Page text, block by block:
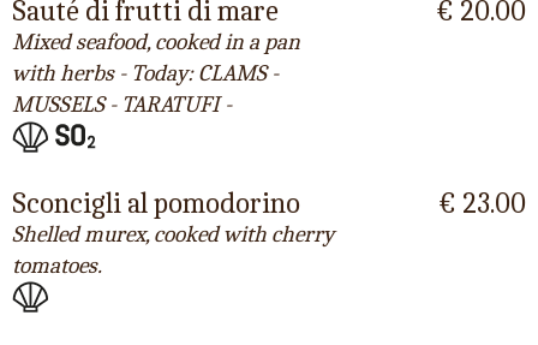
Sauté di frutti di mare
Mixed seafood, cooked in a pan
with herbs - Today: CLAMS -
MUSSELS - TARATUFI -
€ 20.00
Sconcigli al pomodorino
Shelled murex, cooked with cherry
tomatoes.
€ 23.00